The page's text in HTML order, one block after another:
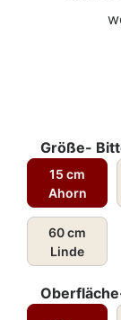
Größe-
15 cm
Ahorn
60 cm
Linde